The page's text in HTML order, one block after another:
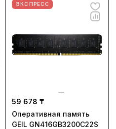
ЭКСПРЕСС
59 678 ₸
Оперативная память
GEIL GN416GB3200C22S